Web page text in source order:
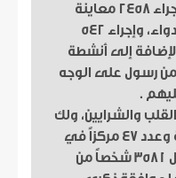
حيث تم على مدى اسبوع، إجراء 2458 معاينة
للمرضى، وتوزيع 6541 وحدة دواء، وإجراء 542
إلى أنشطة
رسول على الوجه
.
والشرايين، ولك
في كافة مراكز الهيئة الصحية وعدد 47 مركزاً في
كافة المناطق حيث تم استقبال 3581 شخصاً من